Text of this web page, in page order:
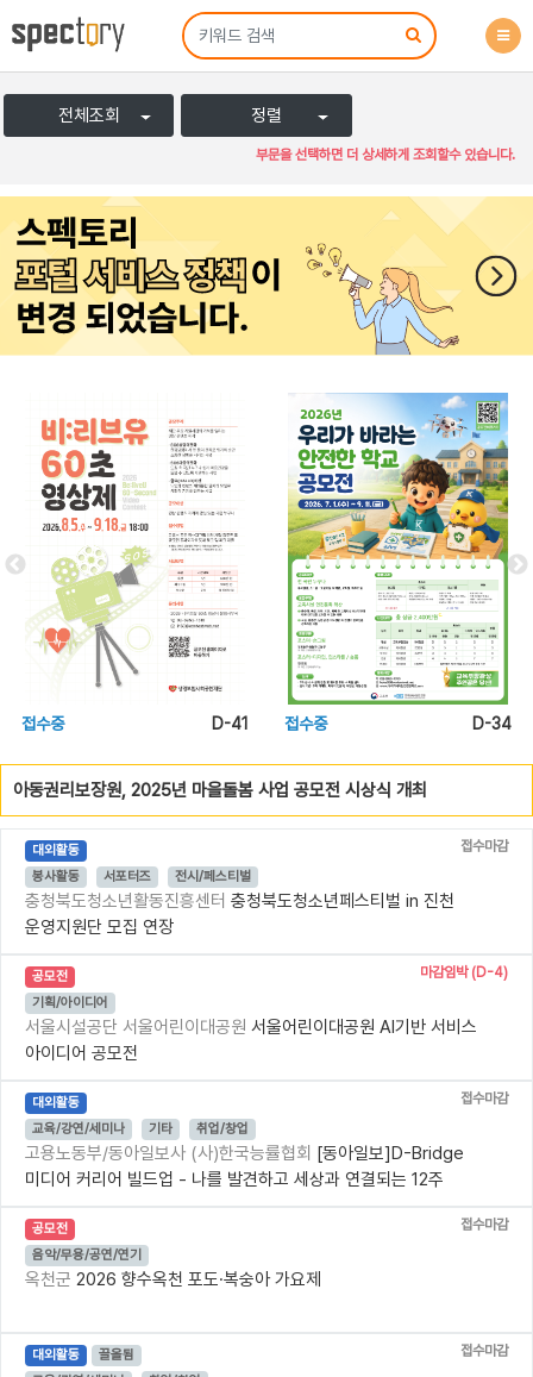
전체조회 정렬
부문을 선택하면 더 상세하게 조회할수 있습니다.
접수중 D-41 접수중 D-34
아동권리보장원, 2025년 마을돌봄 사업 공모전 시상식 개최
대외활동
접수마감
봉사활동
서포터즈 전시/페스티벌
충청북도청소년활동진흥센터 충청북도청소년페스티벌 in 진천
운영지원단 모집 연장
공모전
마감임박 (D-4)
기획/아이디어
서울시설공단 서울어린이대공원 서울어린이대공원 AI기반 서비스
아이디어 공모전
대외활동
접수마감
교육/강연/세미나
기타 취업/창업
고용노동부/동아일보사 (사)한국능률협회 [동아일보]D-Bridge
미디어 커리어 빌드업 - 나를 발견하고 세상과 연결되는 12주
공모전
접수마감
음악/무용/공연/연기
옥천군 2026 향수옥천 포도·복숭아 가요제
대외활동 끌올됨
접수마감